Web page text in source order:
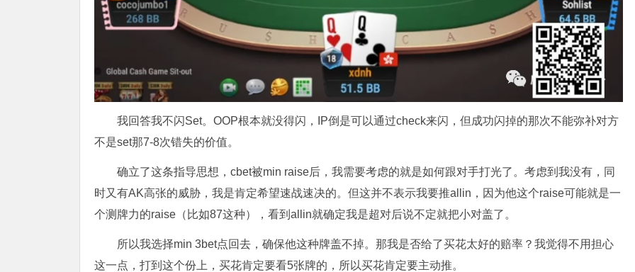
我回答我不闪Set。OOP根本就没得闪，IP倒是可以通过check来闪，但成功闪掉的那次不能弥补对方
不是set那7-8次错失的价值。
确立了这条指导思想，cbet被min raise后，我需要考虑的就是如何跟对手打光了。考虑到我没有，同
时又有AK高张的威胁，我是肯定希望速战速决的。但这并不表示我要推allin，因为他这个raise可能就是一
个测牌力的raise（比如87这种），看到allin就确定我是超对后说不定就把小对盖了。
所以我选择min 3bet点回去，确保他这种牌盖不掉。那我是否给了买花太好的赔率？我觉得不用担心
这一点，打到这个份上，买花肯定要看5张牌的，所以买花肯定要主动推。